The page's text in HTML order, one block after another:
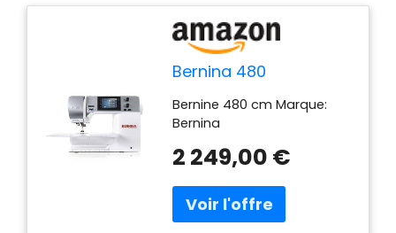
Bernina 480
Bernine 480 cm Marque:
Bernina
2 249,00 €